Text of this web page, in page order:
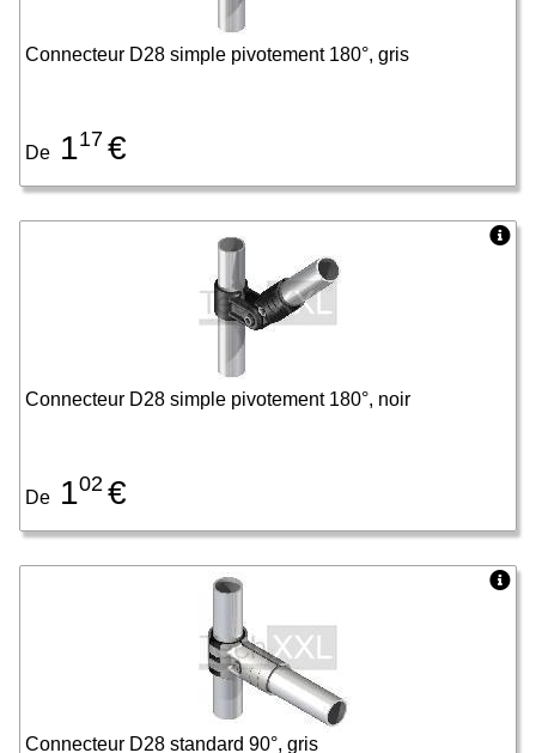
Connecteur D28 simple pivotement 180°, gris
De 117 €
Connecteur D28 simple pivotement 180°, noir
De 102 €
Connecteur D28 standard 90°, gris